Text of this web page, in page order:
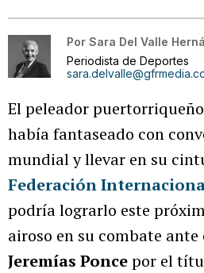
Por Sara Del Valle
Periodista de Deportes
El peleador puertorriqueño
había fantaseado con
mundial y llevar en su
Federación
podría lograrlo este
airoso en su combate
Jeremías Poncepor el